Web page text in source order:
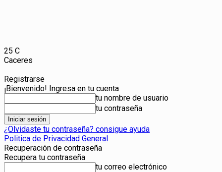
25 C
Caceres
Registrarse
¡Bienvenido! Ingresa en tu cuenta
tu nombre de usuario
tu contraseña
¿Olvidaste tu contraseña? consigue ayuda
Politica de Privacidad General
Recuperación de contraseña
Recupera tu contraseña
tu correo electrónico